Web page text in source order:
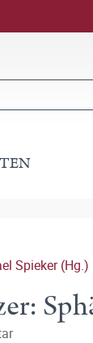
Spieker (Hg.)